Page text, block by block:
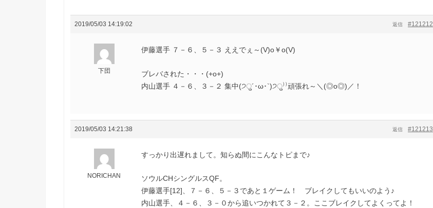
2019/05/03 14:19:02 #121212
返信
下団
伊藤選手 ７－６、５－３ ええでぇ～(V)o￥o(V)
ブレバされた・・・(+o+)
内山選手 ４－６、３－２ 集中(੭ु´･ω･`)੭ु⁾⁾頑張れ～＼(◎o◎)／！
2019/05/03 14:21:38 #121213
返信
NORICHAN
すっかり出遅れまして。知らぬ間にこんなトピまで♪
ソウルCHシングルスQF。
伊藤選手[12]、７－６、５－３であと１ゲーム！ ブレイクしてもいいのよう♪
内山選手、４－６、３－０から追いつかれて３－２。ここブレイクしてよくってよ！